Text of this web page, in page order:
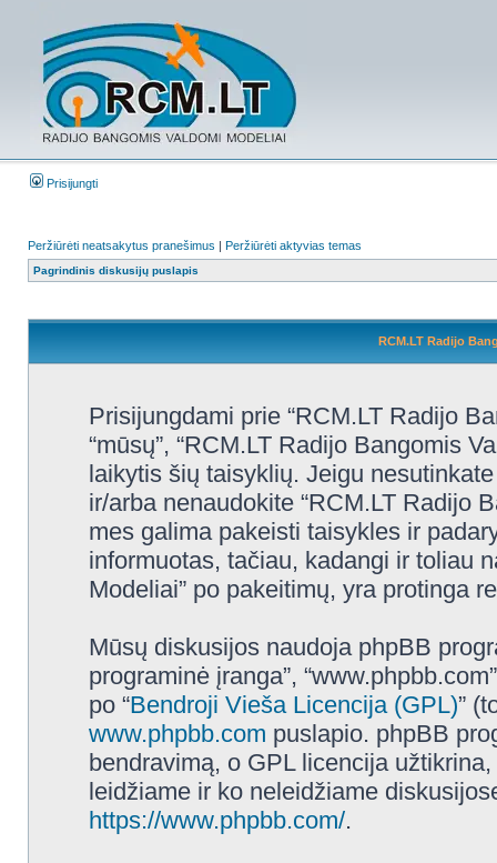
Prisijungti
Peržiūrėti neatsakytus pranešimus | Peržiūrėti aktyvias temas
Pagrindinis diskusijų puslapis
RCM.LT Radijo
Prisijungdami prie “RCM.LT Radijo
“mūsų”, “RCM.LT Radijo Bangomis
laikytis šių taisyklių. Jeigu
ir/arba nenaudokite “RCM.LT Radijo
mes galima pakeisti taisykles ir
informuotas, tačiau, kadangi ir toliau
Modeliai” po pakeitimų, yra protinga
Mūsų diskusijos naudoja phpBB
programinė įranga”,
po “Bendroji Vieša Licencija (GPL)”
www.phpbb.com puslapio. phpBB
bendravimą, o GPL licencija
leidžiame ir ko neleidžiame
https://www.phpbb.com/.